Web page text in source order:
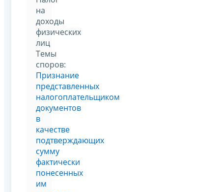
на
доходы
физических
лиц
Темы
споров:
Признание
представленных
налогоплательщиком
документов
в
качестве
подтверждающих
сумму
фактически
понесенных
им